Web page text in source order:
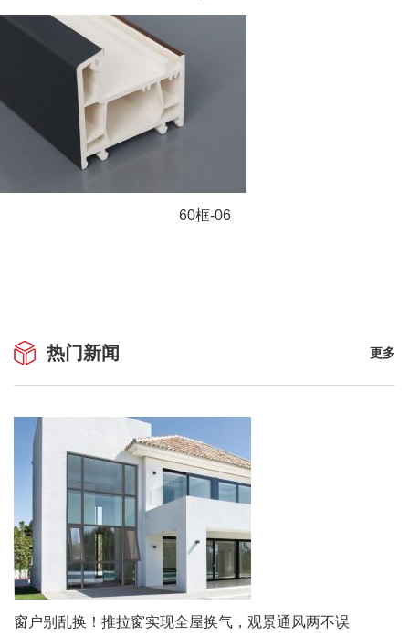
60框-06
热门新闻 更多
窗户别乱换！推拉窗实现全屋换气，观景通风两不误